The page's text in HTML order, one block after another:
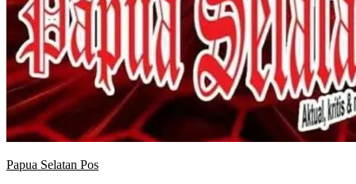
Papua Selatan Pos